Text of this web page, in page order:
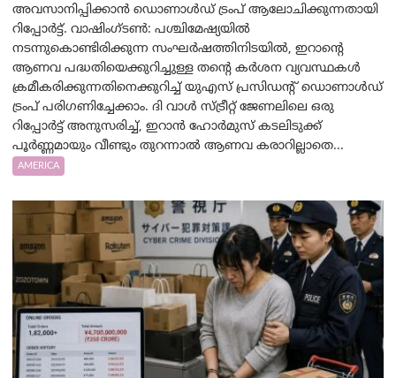
അവസാനിപ്പിക്കാൻ ഡൊണാൾഡ് ട്രംപ് ആലോചിക്കുന്നതായി
റിപ്പോർട്ട്. വാഷിംഗ്ടണ്‍: പശ്ചിമേഷ്യയിൽ
നടന്നുകൊണ്ടിരിക്കുന്ന സംഘർഷത്തിനിടയിൽ, ഇറാന്റെ
ആണവ പദ്ധതിയെക്കുറിച്ചുള്ള തന്റെ കർശന വ്യവസ്ഥകൾ
ക്രമീകരിക്കുന്നതിനെക്കുറിച്ച് യുഎസ് പ്രസിഡന്റ് ഡൊണാൾഡ്
ട്രംപ് പരിഗണിച്ചേക്കാം. ദി വാൾ സ്ട്രീറ്റ് ജേണലിലെ ഒരു
റിപ്പോർട്ട് അനുസരിച്ച്, ഇറാൻ ഹോർമുസ് കടലിടുക്ക്
പൂർണ്ണമായും വീണ്ടും തുറന്നാൽ ആണവ കരാറില്ലാതെ...
AMERICA